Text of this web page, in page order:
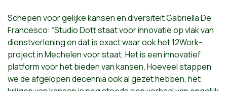
Schepen voor gelijke kansen en diversiteit Gabriella De
Francesco: “Studio Dott staat voor innovatie op vlak van
dienstverlening en dat is exact waar ook het 12Work-
project in Mechelen voor staat. Het is een innovatief
platform voor het bieden van kansen. Hoeveel stappen
we de afgelopen decennia ook al gezet hebben, het